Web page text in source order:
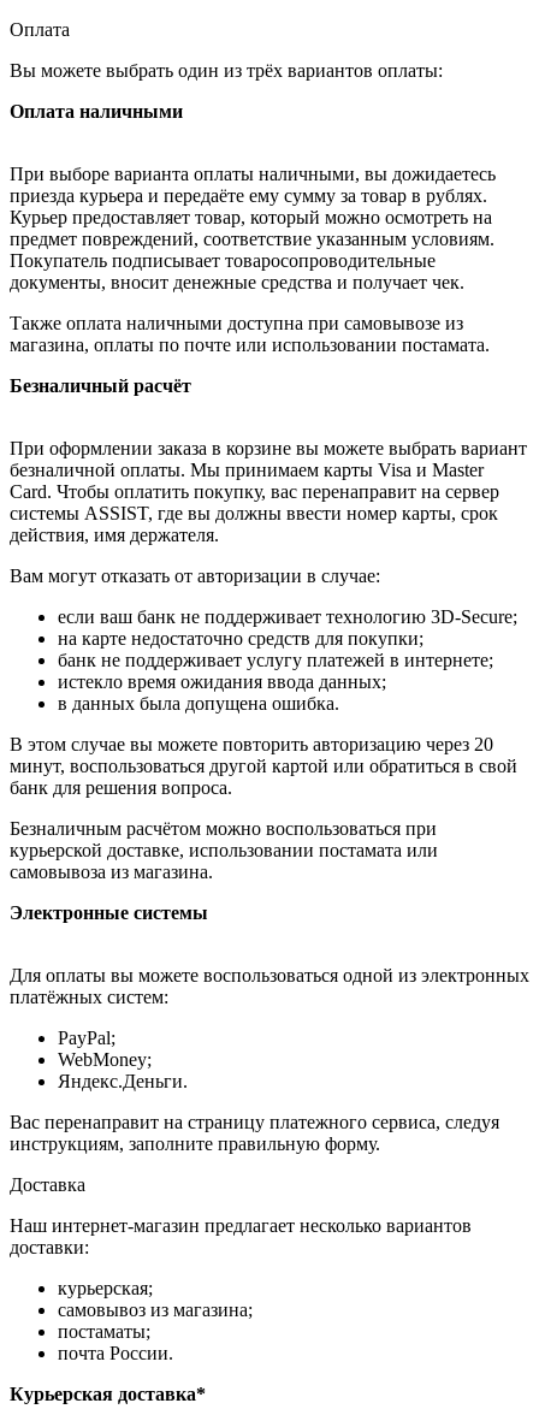
Оплата
Вы можете выбрать один из трёх вариантов оплаты:
Оплата наличными
При выборе варианта оплаты наличными, вы дожидаетесь
приезда курьера и передаёте ему сумму за товар в рублях.
Курьер предоставляет товар, который можно осмотреть на
предмет повреждений, соответствие указанным условиям.
Покупатель подписывает товаросопроводительные
документы, вносит денежные средства и получает чек.
Также оплата наличными доступна при самовывозе из
магазина, оплаты по почте или использовании постамата.
Безналичный расчёт
При оформлении заказа в корзине вы можете выбрать вариант
безналичной оплаты. Мы принимаем карты Visa и Master
Card. Чтобы оплатить покупку, вас перенаправит на сервер
системы ASSIST, где вы должны ввести номер карты, срок
действия, имя держателя.
Вам могут отказать от авторизации в случае:
если ваш банк не поддерживает технологию 3D-Secure;
на карте недостаточно средств для покупки;
банк не поддерживает услугу платежей в интернете;
истекло время ожидания ввода данных;
в данных была допущена ошибка.
В этом случае вы можете повторить авторизацию через 20
минут, воспользоваться другой картой или обратиться в свой
банк для решения вопроса.
Безналичным расчётом можно воспользоваться при
курьерской доставке, использовании постамата или
самовывоза из магазина.
Электронные системы
Для оплаты вы можете воспользоваться одной из электронных
платёжных систем:
PayPal;
WebMoney;
Яндекс.Деньги.
Вас перенаправит на страницу платежного сервиса, следуя
инструкциям, заполните правильную форму.
Доставка
Наш интернет-магазин предлагает несколько вариантов
доставки:
курьерская;
самовывоз из магазина;
постаматы;
почта России.
Курьерская доставка*